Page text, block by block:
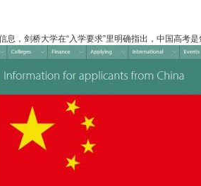
剑桥大学在“入学要求”里明确指出，中国高考是